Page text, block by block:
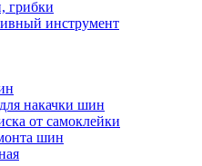
грибки
инструмент
накачки шин
от самоклейки
шин